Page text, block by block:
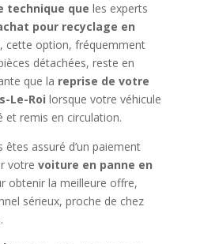
technique que les experts
pour recyclage en
cette option, fréquemment
détachées, reste en
que la reprise de votre
Le-Roi lorsque votre véhicule
et remis en circulation.
assuré d’un paiement
votre voiture en panne en
obtenir la meilleure offre,
sérieux, proche de chez